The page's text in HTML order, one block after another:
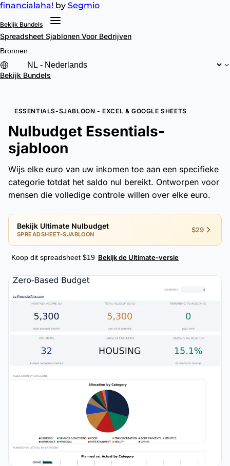
financialaha! by Segmio
Bekijk Bundels
Spreadsheet Sjablonen Voor Bedrijven
Bronnen
Bekijk Bundels
ESSENTIALS-SJABLOON - EXCEL & GOOGLE SHEETS
Nulbudget Essentials-
sjabloon
Wijs elke euro van uw inkomen toe aan een specifieke
categorie totdat het saldo nul bereikt. Ontworpen voor
mensen die volledige controle willen over elke euro.
Bekijk Ultimate Nulbudget
SPREADSHEET-SJABLOON
$29
Koop dit spreadsheet $19 Bekijk de Ultimate-versie